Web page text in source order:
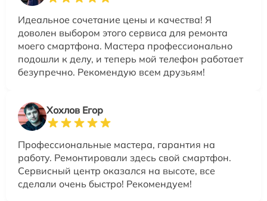
Идеальное сочетание цены и качества! Я
доволен выбором этого сервиса для ремонта
моего смартфона. Мастера профессионально
подошли к делу, и теперь мой телефон работает
безупречно. Рекомендую всем друзьям!
Хохлов Егор
Профессиональные мастера, гарантия на
работу. Ремонтировали здесь свой смартфон.
Сервисный центр оказался на высоте, все
сделали очень быстро! Рекомендуем!